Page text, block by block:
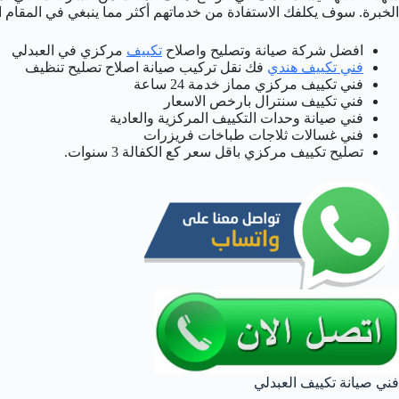
الخبرة. سوف يكلفك الاستفادة من خدماتهم أكثر مما ينبغي في المقام
افضل شركة صيانة وتصليح واصلاح تكييف مركزي في العبدلي
فني تكييف هندي فك نقل تركيب صيانة اصلاح تصليح تنظيف
فني تكييف مركزي مماز خدمة 24 ساعة
فني تكييف سنترال بارخص الاسعار
فني صيانة وحدات التكييف المركزية والعادية
فني غسالات ثلاجات طباخات فريزرات
تصليح تكييف مركزي باقل سعر كع الكفالة 3 سنوات.
فني صيانة تكييف العبدلي